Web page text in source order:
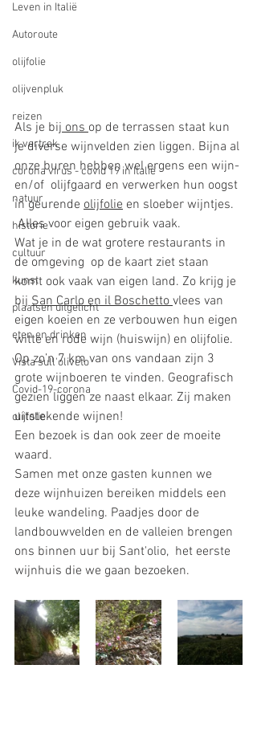
Leven in Italië
Autoroute
olijfolie
olijvenpluk
reizen
ik vertrek
corona virus - covid 19 in Italië
natuur
historie
cultuur
kunst
plaatsen uitgelicht
eten en drinken
Vista sull'oliveto
Covid-19-corona
olijfolie
Als je bij ons op de terrassen staat kun
je diverse wijnvelden zien liggen. Bijna al
onze buren hebben wel ergens een wijn-
en/of  olijfgaard en verwerken hun oogst
in geurende olijfolie en sloeber wijntjes.
Alles voor eigen gebruik vaak.
Wat je in de wat grotere restaurants in
de omgeving  op de kaart ziet staan
komt ook vaak van eigen land. Zo krijg je
bij San Carlo en il Boschetto vlees van
eigen koeien en ze verbouwen hun eigen
witte en rode wijn (huiswijn) en olijfolie.
Op zo’n 7 km van ons vandaan zijn 3
grote wijnboeren te vinden. Geografisch
gezien liggen ze naast elkaar. Zij maken
uitstekende wijnen!
Een bezoek is dan ook zeer de moeite
waard.
Samen met onze gasten kunnen we
deze wijnhuizen bereiken middels een
leuke wandeling. Paadjes door de
landbouwvelden en de valleien brengen
ons binnen uur bij Sant'olio,  het eerste
wijnhuis die we gaan bezoeken.